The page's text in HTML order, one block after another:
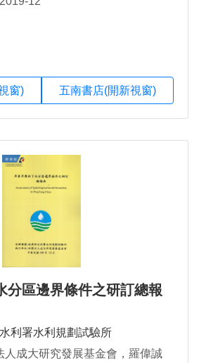
窗) 五南書店(開新視窗)
分區邊界條件之研訂總報
利署水利規劃試驗所
人成大研究發展基金會，羅偉誠